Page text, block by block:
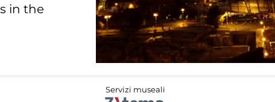
in the
Servizi museali